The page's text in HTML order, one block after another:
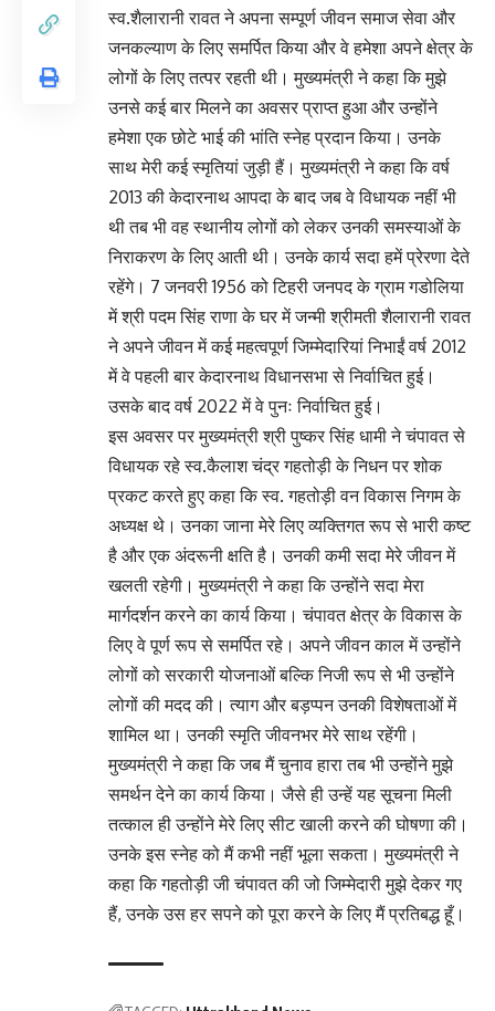
स्व.शैलारानी रावत ने अपना सम्पूर्ण जीवन समाज सेवा और
जनकल्याण के लिए समर्पित किया और वे हमेशा अपने क्षेत्र के
लोगों के लिए तत्पर रहती थी। मुख्यमंत्री ने कहा कि मुझे
उनसे कई बार मिलने का अवसर प्राप्त हुआ और उन्होंने
हमेशा एक छोटे भाई की भांति स्नेह प्रदान किया। उनके
साथ मेरी कई स्मृतियां जुड़ी हैं। मुख्यमंत्री ने कहा कि वर्ष
2013 की केदारनाथ आपदा के बाद जब वे विधायक नहीं भी
थी तब भी वह स्थानीय लोगों को लेकर उनकी समस्याओं के
निराकरण के लिए आती थी। उनके कार्य सदा हमें प्रेरणा देते
रहेंगे। 7 जनवरी 1956 को टिहरी जनपद के ग्राम गडोलिया
में श्री पदम सिंह राणा के घर में जन्मी श्रीमती शैलारानी रावत
ने अपने जीवन में कई महत्वपूर्ण जिम्मेदारियां निभाईं वर्ष 2012
में वे पहली बार केदारनाथ विधानसभा से निर्वाचित हुई।
उसके बाद वर्ष 2022 में वे पुनः निर्वाचित हुई।
इस अवसर पर मुख्यमंत्री श्री पुष्कर सिंह धामी ने चंपावत से
विधायक रहे स्व.कैलाश चंद्र गहतोड़ी के निधन पर शोक
प्रकट करते हुए कहा कि स्व. गहतोड़ी वन विकास निगम के
अध्यक्ष थे। उनका जाना मेरे लिए व्यक्तिगत रूप से भारी कष्ट
है और एक अंदरूनी क्षति है। उनकी कमी सदा मेरे जीवन में
खलती रहेगी। मुख्यमंत्री ने कहा कि उन्होंने सदा मेरा
मार्गदर्शन करने का कार्य किया। चंपावत क्षेत्र के विकास के
लिए वे पूर्ण रूप से समर्पित रहे। अपने जीवन काल में उन्होंने
लोगों को सरकारी योजनाओं बल्कि निजी रूप से भी उन्होंने
लोगों की मदद की। त्याग और बड़प्पन उनकी विशेषताओं में
शामिल था। उनकी स्मृति जीवनभर मेरे साथ रहेंगी।
मुख्यमंत्री ने कहा कि जब मैं चुनाव हारा तब भी उन्होंने मुझे
समर्थन देने का कार्य किया। जैसे ही उन्हें यह सूचना मिली
तत्काल ही उन्होंने मेरे लिए सीट खाली करने की घोषणा की।
उनके इस स्नेह को मैं कभी नहीं भूला सकता। मुख्यमंत्री ने
कहा कि गहतोड़ी जी चंपावत की जो जिम्मेदारी मुझे देकर गए
हैं, उनके उस हर सपने को पूरा करने के लिए मैं प्रतिबद्ध हूँ।